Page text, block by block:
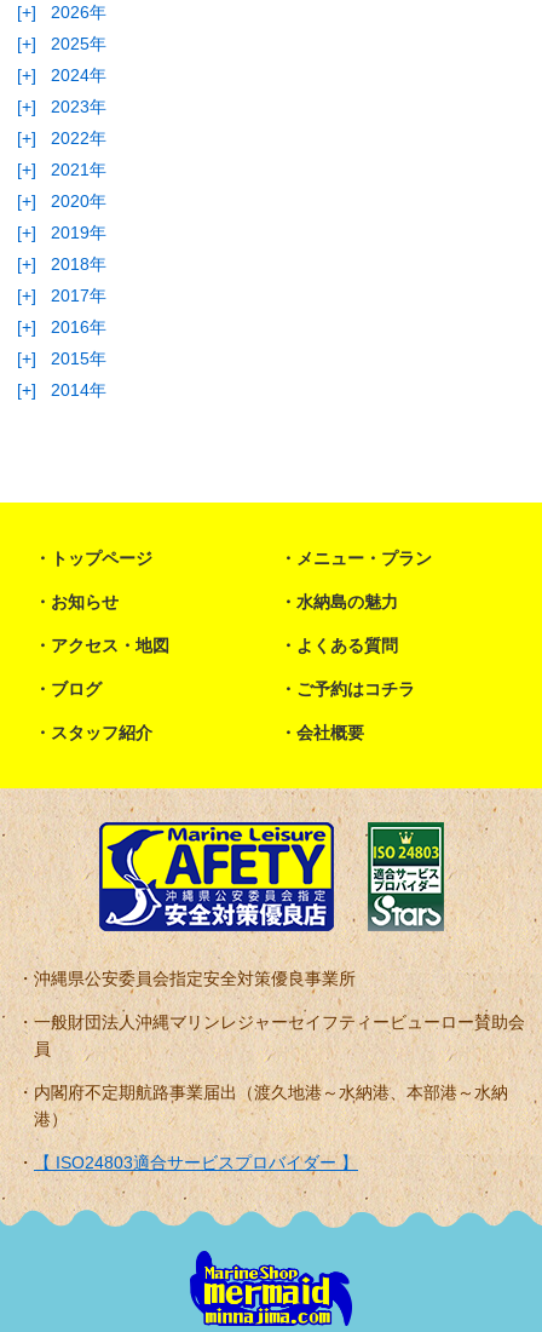
[+]
2026年
[+]
2025年
[+]
2024年
[+]
2023年
[+]
2022年
[+]
2021年
[+]
2020年
[+]
2019年
[+]
2018年
[+]
2017年
[+]
2016年
[+]
2015年
[+]
2014年
トップページ メニュー・プラン
お知らせ 水納島の魅力
アクセス・地図 よくある質問
ブログ ご予約はコチラ
スタッフ紹介 会社概要
沖縄県公安委員会指定安全対策優良事業所
一般財団法人沖縄マリンレジャーセイフティービューロー賛助会
員
内閣府不定期航路事業届出（渡久地港～水納港、本部港～水納
港）
【 ISO24803適合サービスプロバイダー 】